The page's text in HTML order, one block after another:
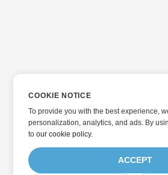
COOKIE NOTICE
To provide you with the best experience,
personalization, analytics, and ads. By
toour cookie policy.
ACCEPT